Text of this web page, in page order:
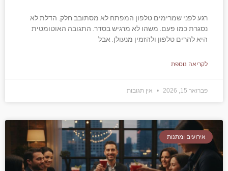
רגע לפני שמרימים טלפון המפתח לא מסתובב חלק. הדלת לא
נסגרת כמו פעם. משהו לא מרגיש בסדר. התגובה האוטומטית
היא להרים טלפון ולהזמין מנעולן. אבל
לקריאה נוספת
פברואר 15, 2026 אין תגובות
אירועים ומתנות